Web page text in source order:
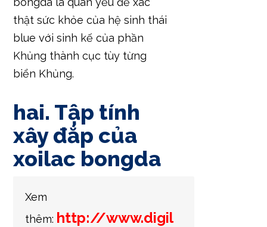
thật sức khỏe của hệ sinh thái
blue với sinh kế của phần
Khủng thành cục tùy từng
biển Khủng.
hai. Tập tính
xây đắp của
xoilac bongda
Xem
thêm: http://www.digil